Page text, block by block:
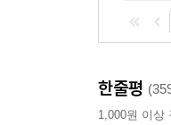
한줄평
1,000원 이상